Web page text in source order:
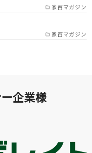
家百マガジン
家百マガジン
企業様